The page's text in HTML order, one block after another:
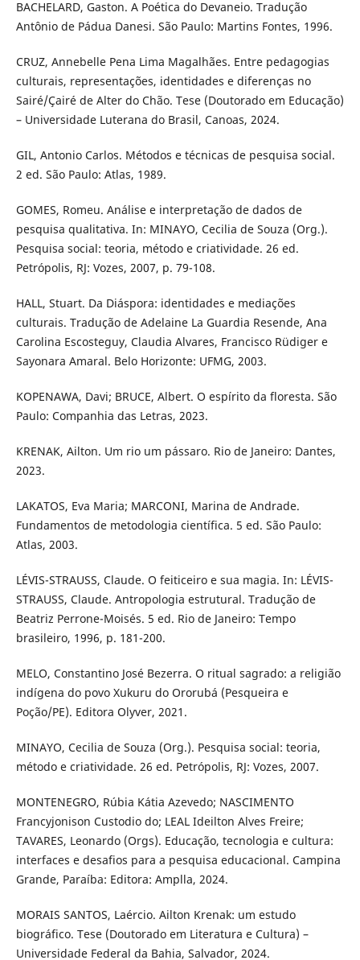
BACHELARD, Gaston. A Poética do Devaneio. Tradução
Antônio de Pádua Danesi. São Paulo: Martins Fontes, 1996.
CRUZ, Annebelle Pena Lima Magalhães. Entre pedagogias
culturais, representações, identidades e diferenças no
Sairé/Çairé de Alter do Chão. Tese (Doutorado em Educação)
– Universidade Luterana do Brasil, Canoas, 2024.
GIL, Antonio Carlos. Métodos e técnicas de pesquisa social.
2 ed. São Paulo: Atlas, 1989.
GOMES, Romeu. Análise e interpretação de dados de
pesquisa qualitativa. In: MINAYO, Cecilia de Souza (Org.).
Pesquisa social: teoria, método e criatividade. 26 ed.
Petrópolis, RJ: Vozes, 2007, p. 79-108.
HALL, Stuart. Da Diáspora: identidades e mediações
culturais. Tradução de Adelaine La Guardia Resende, Ana
Carolina Escosteguy, Claudia Alvares, Francisco Rüdiger e
Sayonara Amaral. Belo Horizonte: UFMG, 2003.
KOPENAWA, Davi; BRUCE, Albert. O espírito da floresta. São
Paulo: Companhia das Letras, 2023.
KRENAK, Ailton. Um rio um pássaro. Rio de Janeiro: Dantes,
2023.
LAKATOS, Eva Maria; MARCONI, Marina de Andrade.
Fundamentos de metodologia científica. 5 ed. São Paulo:
Atlas, 2003.
LÉVIS-STRAUSS, Claude. O feiticeiro e sua magia. In: LÉVIS-
STRAUSS, Claude. Antropologia estrutural. Tradução de
Beatriz Perrone-Moisés. 5 ed. Rio de Janeiro: Tempo
brasileiro, 1996, p. 181-200.
MELO, Constantino José Bezerra. O ritual sagrado: a religião
indígena do povo Xukuru do Ororubá (Pesqueira e
Poção/PE). Editora Olyver, 2021.
MINAYO, Cecilia de Souza (Org.). Pesquisa social: teoria,
método e criatividade. 26 ed. Petrópolis, RJ: Vozes, 2007.
MONTENEGRO, Rúbia Kátia Azevedo; NASCIMENTO
Francyjonison Custodio do; LEAL Ideilton Alves Freire;
TAVARES, Leonardo (Orgs). Educação, tecnologia e cultura:
interfaces e desafios para a pesquisa educacional. Campina
Grande, Paraíba: Editora: Amplla, 2024.
MORAIS SANTOS, Laércio. Ailton Krenak: um estudo
biográfico. Tese (Doutorado em Literatura e Cultura) –
Universidade Federal da Bahia, Salvador, 2024.